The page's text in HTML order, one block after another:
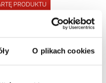
O plikach cookies
PRODUKTU